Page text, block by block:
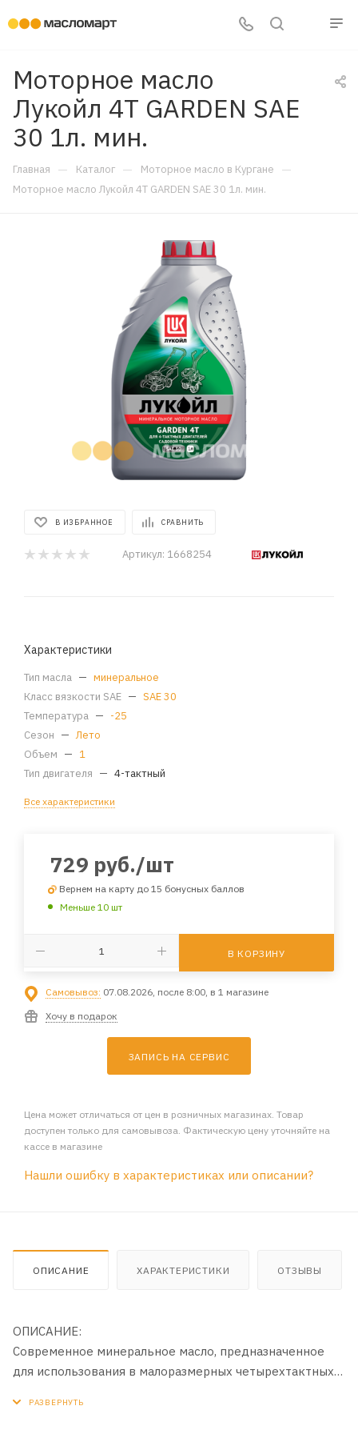
Моторное масло
Лукойл 4T GARDEN SAE
30 1л. мин.
Главная — Каталог — Моторное масло в Кургане —
Моторное масло Лукойл 4T GARDEN SAE 30 1л. мин.
В ИЗБРАННОЕ СРАВНИТЬ
Артикул: 1668254
Характеристики
Тип масла — минеральное
Класс вязкости SAE — SAE 30
Температура — -25
Сезон — Лето
Объем — 1
Тип двигателя — 4-тактный
Все характеристики
729 руб./шт
Вернем на карту до 15 бонусных баллов
Меньше 10 шт
В КОРЗИНУ
Самовывоз: 07.08.2026, после 8:00, в 1 магазине
Хочу в подарок
ЗАПИСЬ НА СЕРВИС
Цена может отличаться от цен в розничных магазинах. Товар
доступен только для самовывоза. Фактическую цену уточняйте на
кассе в магазине
Нашли ошибку в характеристиках или описании?
ОПИСАНИЕ ХАРАКТЕРИСТИКИ ОТЗЫВЫ
ОПИСАНИЕ:
Современное минеральное масло, предназначенное
для использования в малоразмерных четырехтактных